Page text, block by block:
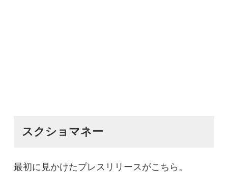
スクショマネー
最初に見かけたプレスリリースがこちら。